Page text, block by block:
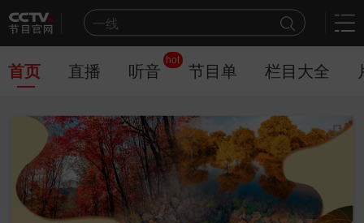
一线
天网
豪门盛宴
新闻联播
世界杯
熊出没
今日说法
新闻周刊
首页 直播 听音
hot
节目单 栏目大全